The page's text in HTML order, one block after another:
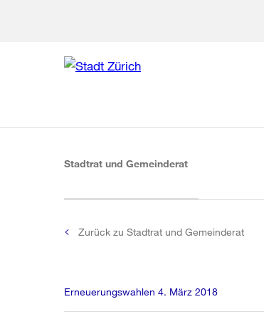
Navigation
Stadtrat und Gemeinderat(aktiv)
Zurück zu Stadtrat und Gemeinderat
Erneuerungswahlen 4. März 2018